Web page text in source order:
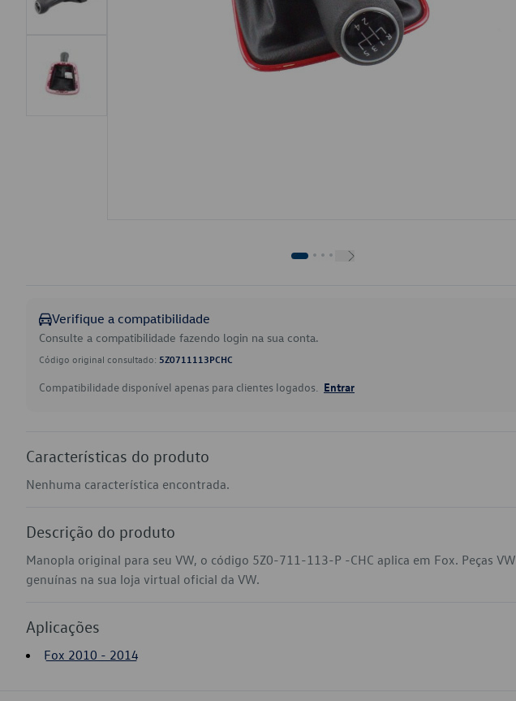
Verifique a compatibilidade
Consulte a compatibilidade fazendo login na sua conta.
Código original consultado: 5Z0711113PCHC
Compatibilidade disponível apenas para clientes logados. Entrar
Características do produto
Nenhuma característica encontrada.
Descrição do produto
Manopla original para seu VW, o código 5Z0-711-113-P -CHC aplica em Fox. Peças VW
genuínas na sua loja virtual oficial da VW.
Aplicações
Fox 2010 - 2014